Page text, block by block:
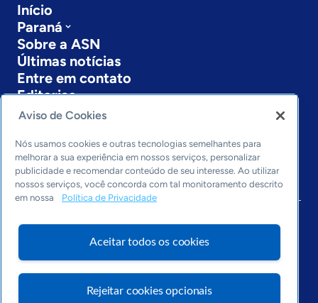
Início
Paraná
Sobre a ASN
Últimas notícias
Entre em contato
Editorias
Economia & Política
Inovação & Tecnologia
Cultura empreendedora
Dados
Arquivo
Aviso de Cookies
Nós usamos cookies e outras tecnologias semelhantes para
melhorar a sua experiência em nossos serviços, personalizar
publicidade e recomendar conteúdo de seu interesse. Ao utilizar
nossos serviços, você concorda com tal monitoramento descrito
em nossa
Política de Privacidade
Aceitar todos os cookies
Rejeitar cookies opcionais